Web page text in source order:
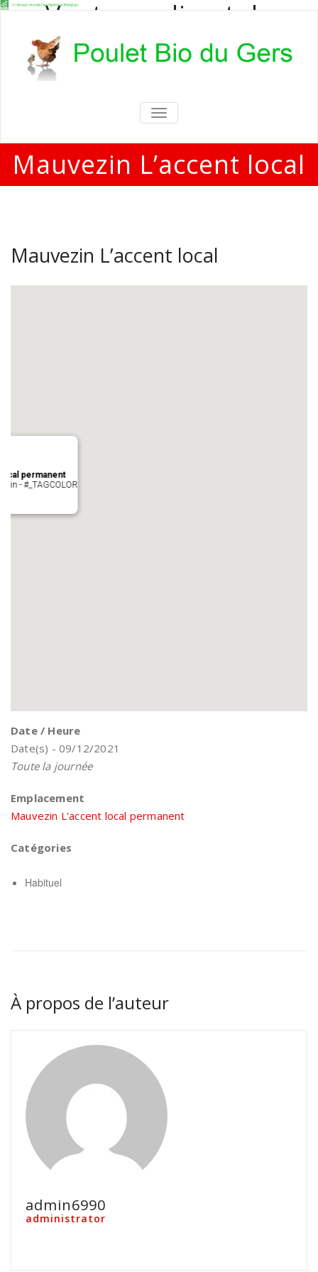
Vente en direct de
poulets bio
Vente en direct de poulets bio aux
particuliers et professionnels
TOGGLE
NAVIGATION
Mauvezin L’accent local
Mauvezin L’accent local
permanent
- #_TAGCOLOR
Date / Heure
Date(s) - 09/12/2021
Toute la journée
Emplacement
Mauvezin L'accent local permanent
Catégories
Habituel
À propos de l’auteur
admin6990
administrator